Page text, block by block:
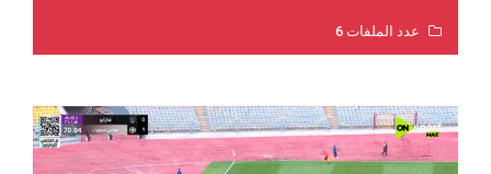
عدد الملفات 6